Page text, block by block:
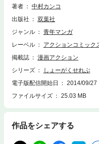
著者
中村カンコ
出版社
双葉社
ジャンル
青年マンガ
レーベル
アクションコミック
掲載誌
漫画アクション
シリーズ
しょーがくせれぶ
電子版配信開始日
2014/09/27
ファイルサイズ
25.03 MB
作品をシェアする